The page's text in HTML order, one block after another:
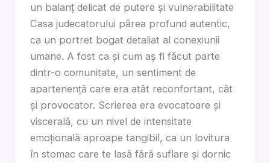
un balanț delicat de putere și vulnerabilitate
Casa judecatorului părea profund autentic,
ca un portret bogat detaliat al conexiunii
umane. A fost ca și cum aș fi făcut parte
dintr-o comunitate, un sentiment de
apartenență care era atât reconfortant, cât
și provocator. Scrierea era evocatoare și
viscerală, cu un nivel de intensitate
emoțională aproape tangibil, ca un lovitura
în stomac care te lasă fără suflare și dornic